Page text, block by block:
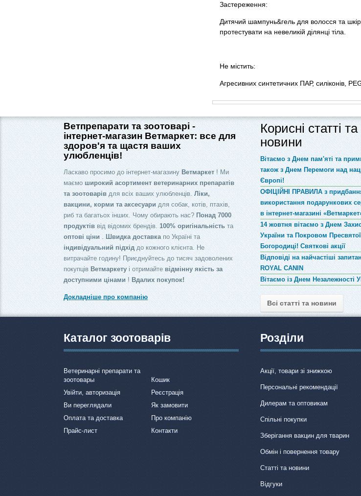
Застереження:
Дитячий шампунь&гель для волосся та
протестувати на невеликій ділянці тіла.
Не містить:
Агресивних синтетичних ПАР, силіконів,
Ветпрепарати та зоотоварі -
інтернет-магазин Ветмаркет: все для
здоров'я та щастя ваших
улюбленців!
Ласкаво просимо до інтернет-магазину Ветмаркет ! Ми
маємоширокий асортимент ветеринарних препаратів
та зоотоварів для всіх ваших улюбленців.Ліки,
вакцини, корми та аксесуаридля собак, котів, птахів,
риб та багатьох інших. Чому обирають нас? Понад 7000
продуктів від відомих брендів.100% оригінальність та
оптові ціни. Швидка доставкапо Україні та
індивідуальний підхід до кожного клієнта. Не
витрачайте годину! Приєднуйтесь до тисяч задоволених
покупців Ветмаркетуі отримайте відмінну якість за
доступними цінами ! Вдалих покупок!
Докладніше про компанію
Корисні статті та
новини
Вітаємо з Днем пам'яті та
також з Днем Перемоги над
Європі!
ОФІЦІЙНІ ПРАВИЛА з
використання подарункових
в інтернет-магазині
14 жовтня вітаємо з Днем
України та Покровом Пресвятої
Богородиці! Святкові акції
Відповіді на найчастіші
ROYAL CANIN
Вітаємо із Днем Незалежності
Всі статті та новини
Каталог зоотоварів
Ветеринарні препарати та
зоотовары
Кошик
Увійти, авторизація
Реєстрація
Ви переглядали
Як замовити
Оплата та доставка
Про компанію
Прайс-лист
Контакти
Розділи
Акції, товари зі знижкою
Персональні рекомендації
Дилерам та оптовикам
Спільні покупки
Зберігання вакцин для тварин
Обмін і повернення товару
Статті та новини
Відгуки